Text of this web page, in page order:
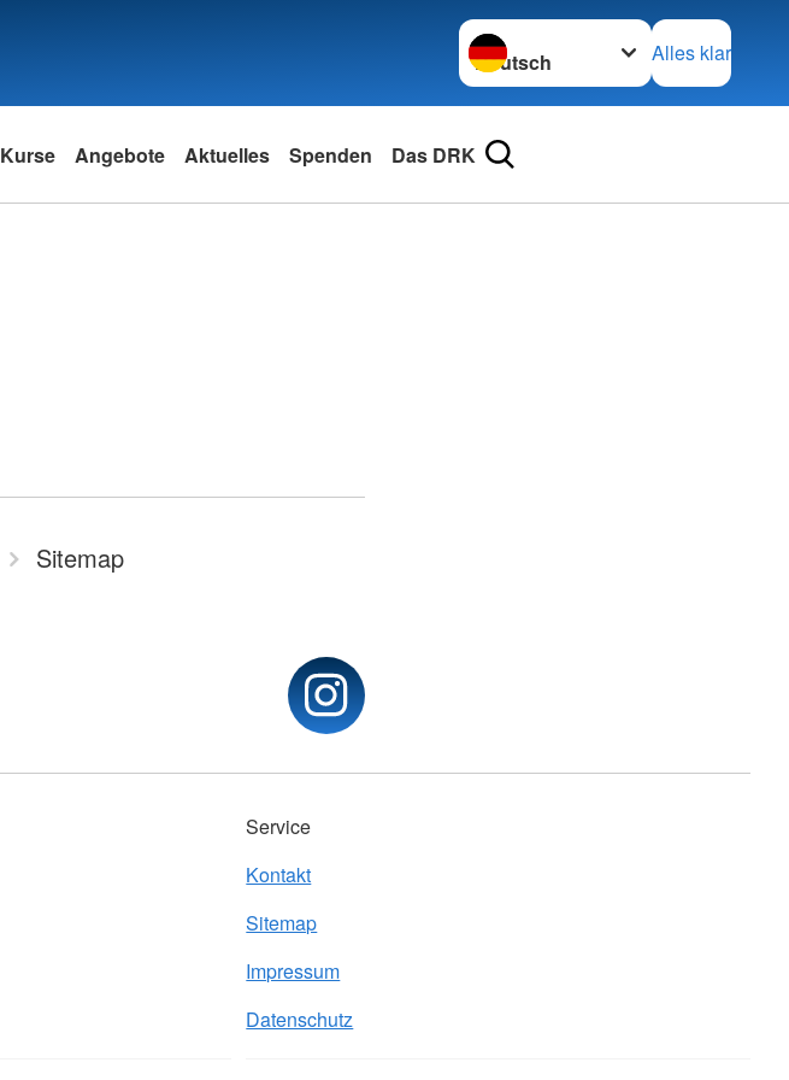
Sprache wechseln zu
Alles klar
Kurse Angebote Aktuelles Spenden Das DRK
Sitemap
Service
Kontakt
Sitemap
Impressum
Datenschutz